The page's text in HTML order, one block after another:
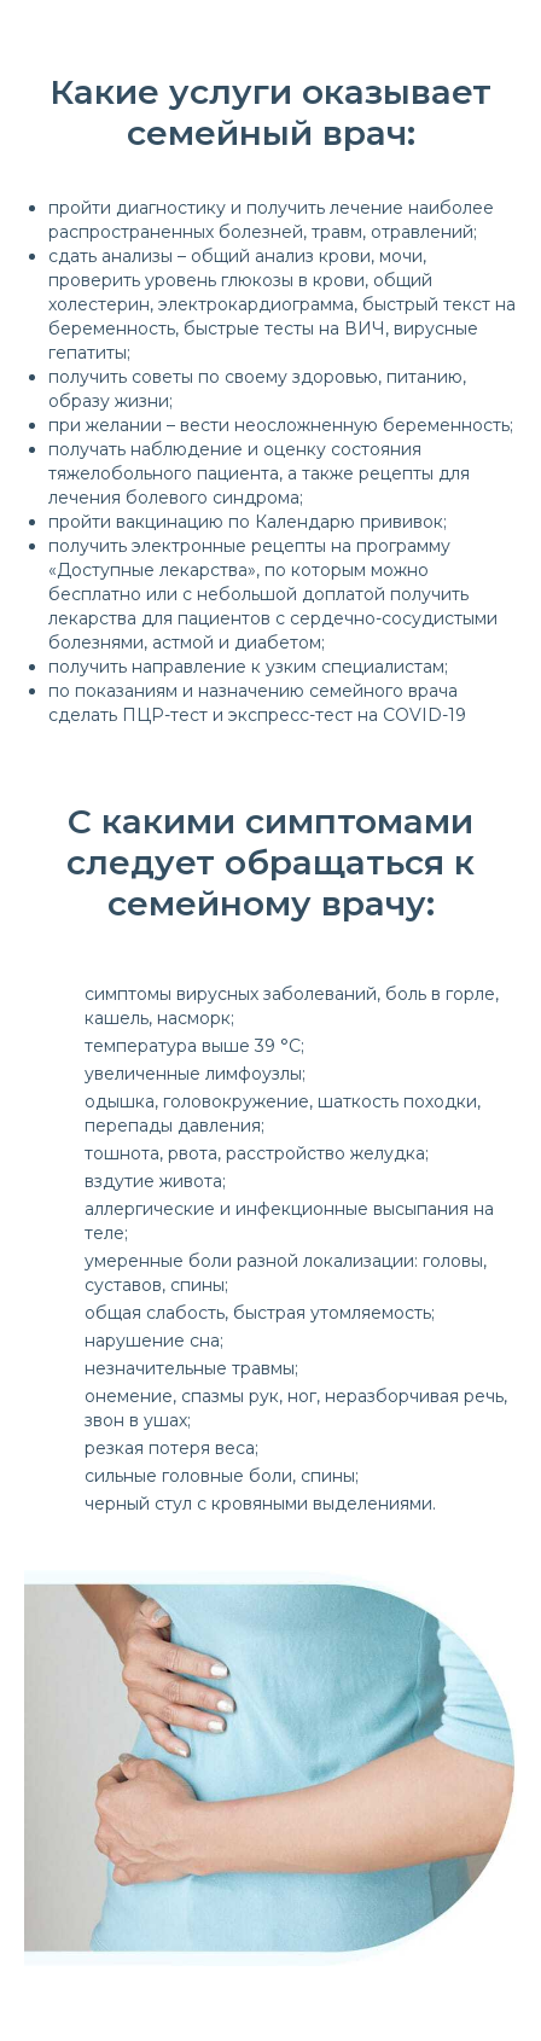
Какие услуги оказывает
семейный врач:
пройти диагностику и получить лечение наиболее
распространенных болезней, травм, отравлений;
сдать анализы – общий анализ крови, мочи,
проверить уровень глюкозы в крови, общий
холестерин, электрокардиограмма, быстрый текст на
беременность, быстрые тесты на ВИЧ, вирусные
гепатиты;
получить советы по своему здоровью, питанию,
образу жизни;
при желании – вести неосложненную беременность;
получать наблюдение и оценку состояния
тяжелобольного пациента, а также рецепты для
лечения болевого синдрома;
пройти вакцинацию по Календарю прививок;
получить электронные рецепты на программу
«Доступные лекарства», по которым можно
бесплатно или с небольшой доплатой получить
лекарства для пациентов с сердечно-сосудистыми
болезнями, астмой и диабетом;
получить направление к узким специалистам;
по показаниям и назначению семейного врача
сделать ПЦР-тест и экспресс-тест на COVID-19
С какими симптомами
следует обращаться к
семейному врачу:
симптомы вирусных заболеваний, боль в горле,
кашель, насморк;
температура выше 39 °С;
увеличенные лимфоузлы;
одышка, головокружение, шаткость походки,
перепады давления;
тошнота, рвота, расстройство желудка;
вздутие живота;
аллергические и инфекционные высыпания на
теле;
умеренные боли разной локализации: головы,
суставов, спины;
общая слабость, быстрая утомляемость;
нарушение сна;
незначительные травмы;
онемение, спазмы рук, ног, неразборчивая речь,
звон в ушах;
резкая потеря веса;
сильные головные боли, спины;
черный стул с кровяными выделениями.